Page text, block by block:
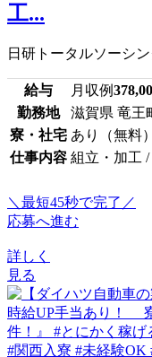
工...
日研トータルソーシ
給与 月収例
勤務地
滋賀県 竜王町
寮・社宅 あり（無料）
仕事内容 組立・加工
＼最短45秒で完了／
応募へ進む
詳しく
見る